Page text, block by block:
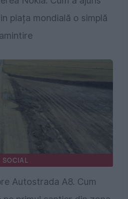
piața mondială o simplă
amintire
SOCIAL
Autostrada A8. Cum